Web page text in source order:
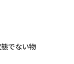
でない物